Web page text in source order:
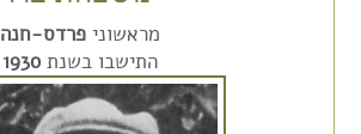
מראשוניפרדס-חנה
התישבו בשנת1930